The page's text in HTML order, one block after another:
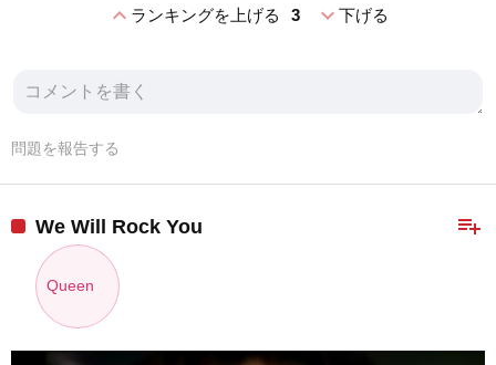
expand_lessランキングを上げる 3 expand_more下げる
問題を報告する
playlist_add
We Will Rock You
Queen